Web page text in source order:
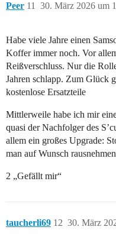
Peer 30. März 2026 um
11
Habe viele Jahre einen
Koffer immer noch. Vor
Reißverschluss. Nur die
Jahren schlapp. Zum Glück
kostenlose Ersatzteile
Mittlerweile habe ich mir
quasi der Nachfolger des
allem ein großes Upgrade:
man auf Wunsch
2 „Gefällt mir“
taucherli69 30. März
12